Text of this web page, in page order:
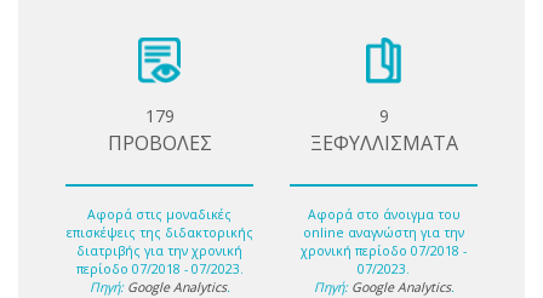
179
ΠΡΟΒΟΛΕΣ
Αφορά στις μοναδικές
επισκέψεις της διδακτορικής
διατριβής για την χρονική
περίοδο 07/2018 - 07/2023.
Πηγή: Google Analytics.
9
ΞΕΦΥΛΛΙΣΜΑΤΑ
Αφορά στο άνοιγμα του
online αναγνώστη για την
χρονική περίοδο 07/2018 -
07/2023.
Πηγή: Google Analytics.